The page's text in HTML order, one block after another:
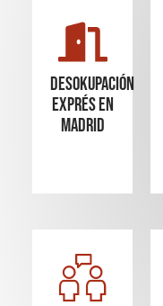
Desokupación
Exprés en
madrid